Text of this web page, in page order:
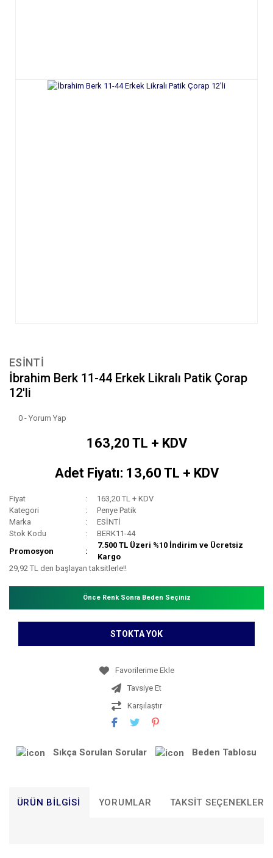
ESİNTİ
İbrahim Berk 11-44 Erkek Likralı Patik Çorap
12'li
0 - Yorum Yap
163,20 TL + KDV
Adet Fiyatı: 13,60 TL + KDV
Fiyat
163,20 TL + KDV
Kategori
Penye Patik
Marka
ESİNTİ
Stok Kodu
BERK11-44
Promosyon
7.500 TL Üzeri %10 İndirim ve Ücretsiz
Kargo
29,92 TL den başlayan taksitlerle!!
Önce Renk Sonra Beden Seçiniz
STOKTA YOK
Tavsiye Et
Karşılaştır
Sıkça Sorulan Sorular Beden Tablosu
ÜRÜN BILGISI YORUMLAR TAKSIT SEÇENEKLERI